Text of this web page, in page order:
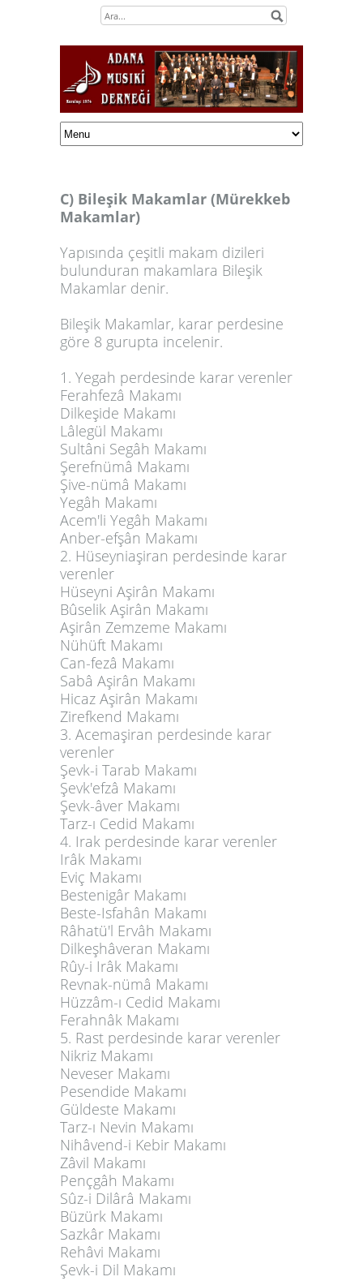
C) Bileşik Makamlar (Mürekkeb
Makamlar)
Yapısında çeşitli makam dizileri
bulunduran makamlara Bileşik
Makamlar denir.
Bileşik Makamlar, karar perdesine
göre 8 gurupta incelenir.
1. Yegah perdesinde karar verenler
Ferahfezâ Makamı
Dilkeşide Makamı
Lâlegül Makamı
Sultâni Segâh Makamı
Şerefnümâ Makamı
Şive-nümâ Makamı
Yegâh Makamı
Acem'li Yegâh Makamı
Anber-efşân Makamı
2. Hüseyniaşiran perdesinde karar
verenler
Hüseyni Aşirân Makamı
Bûselik Aşirân Makamı
Aşirân Zemzeme Makamı
Nühüft Makamı
Can-fezâ Makamı
Sabâ Aşirân Makamı
Hicaz Aşirân Makamı
Zirefkend Makamı
3. Acemaşiran perdesinde karar
verenler
Şevk-i Tarab Makamı
Şevk'efzâ Makamı
Şevk-âver Makamı
Tarz-ı Cedid Makamı
4. Irak perdesinde karar verenler
Irâk Makamı
Eviç Makamı
Bestenigâr Makamı
Beste-Isfahân Makamı
Râhatü'l Ervâh Makamı
Dilkeşhâveran Makamı
Rûy-i Irâk Makamı
Revnak-nümâ Makamı
Hüzzâm-ı Cedid Makamı
Ferahnâk Makamı
5. Rast perdesinde karar verenler
Nikriz Makamı
Neveser Makamı
Pesendide Makamı
Güldeste Makamı
Tarz-ı Nevin Makamı
Nihâvend-i Kebir Makamı
Zâvil Makamı
Pençgâh Makamı
Sûz-i Dilârâ Makamı
Büzürk Makamı
Sazkâr Makamı
Rehâvi Makamı
Şevk-i Dil Makamı